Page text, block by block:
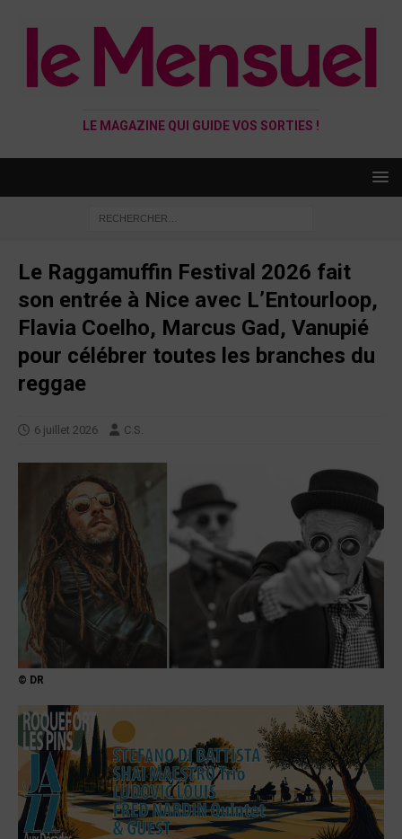
LE MAGAZINE QUI GUIDE VOS SORTIES !
Le Raggamuffin Festival 2026 fait
son entrée à Nice avec L’Entourloop,
Flavia Coelho, Marcus Gad, Vanupié
pour célébrer toutes les branches du
reggae
6 juillet 2026 C.S.
© DR